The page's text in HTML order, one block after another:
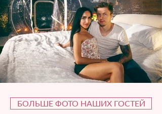
БОЛЬШЕ ФОТО НАШИХ ГОСТЕЙ